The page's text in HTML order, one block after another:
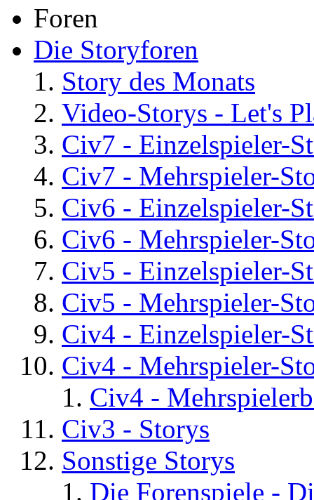
Foren
Die Storyforen
Story des Monats
Video-Storys - Let's
Civ7 - Einzelspieler-
Civ7 - Mehrspieler-
Civ6 - Einzelspieler-
Civ6 - Mehrspieler-
Civ5 - Einzelspieler-
Civ5 - Mehrspieler-
Civ4 - Einzelspieler-
Civ4 - Mehrspieler-
Civ4 -
Civ3 - Storys
Sonstige Storys
Die Forenspiele -